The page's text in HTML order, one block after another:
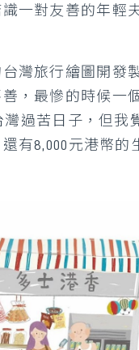
一對友善的年輕
灣旅行繪圖開發
，最慘的時候一
過苦日子，但我
有8,000元港幣的